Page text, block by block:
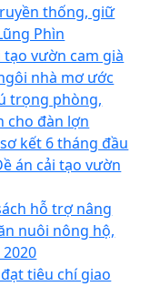
thống, giữ
Phìn
tạo vườn cam già
nhà mơ ước
trọng phòng,
cho đàn lợn
kết 6 tháng đầu
án cải tạo vườn
hỗ trợ nâng
nuôi nông hộ,
tiêu chí giao